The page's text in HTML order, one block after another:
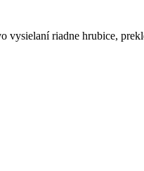
vysielaní riadne hrubice,